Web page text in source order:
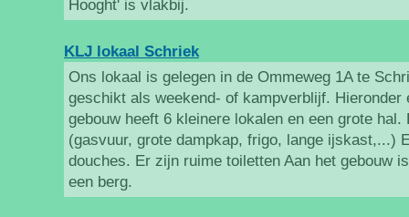
Hooght' is vlakbij.
KLJ lokaal Schriek
Ons lokaal is gelegen in de Ommeweg 1A te
geschikt als weekend- of kampverblijf. Hieronder
gebouw heeft 6 kleinere lokalen en een grote hal.
(gasvuur, grote dampkap, frigo, lange ijskast,...)
douches. Er zijn ruime toiletten Aan het gebouw
een berg.